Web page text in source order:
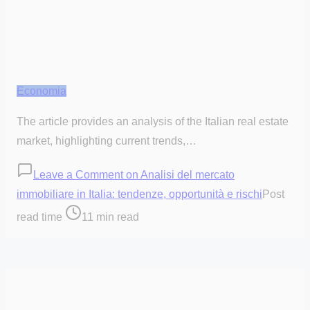
Economia
The article provides an analysis of the Italian real estate
market, highlighting current trends,…
Leave a Comment on Analisi del mercato
immobiliare in Italia: tendenze, opportunità e rischi Post
read time
11 min read